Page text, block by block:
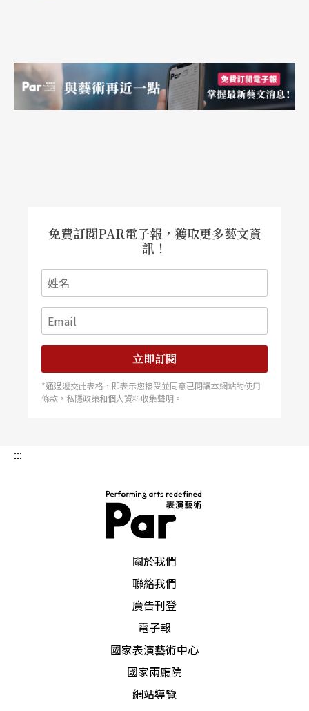
始自十七世紀移民計畫，從早期的法國清教徒遷居
與新時代土耳其家庭的移入，才漸漸大量增加城市
居民人數，成為有上百萬人的大都會。受到這般城
域；有趣的是這個方位稱呼，即使是劇院全球巡迴
沿用舞台兩側為夏綠蒂方與柏林方，顯然這稱呼與
習慣，已經象徵了所有工作同仁對劇院共同認知的
傳統，甚至也代表著一種團隊認同的暗號與精神。
以藝術與建築證明普魯士人的文明教養
證明普魯士血統的文明教養，菲德烈大帝積極發展
文化政權，像是找長笛家鄺之（J. J. Quantz，1697
-1773）和巴赫之子（C. P. E. Bach，1714-1788）等
宮廷樂師到波茲坦任職，或是興建柏林的皇家歌劇
院等，都一再要彰顯普魯士人在藝術與美學修養上
的內涵。古柏林舊城區內等大興土木，也基於同樣
的意識形態，或許借用現代的詞彙，能說明當時是
要試圖透過這個區域文化公共的建設理念，來打造
總體營造的「菲德列式文化論壇」（Forum Friedri
cianum），其中大部分的經典建築，幾乎均由兩位
免費訂閱PAR電子報，獲取更多藝文資
訊！
立即訂閱
*通過遞交此表格，即表示您接受並同意已閱讀本網站的使用
條款，私隱政策和個人資料收集聲明。
:::
關於我們
聯絡我們
廣告刊登
電子報
國家表演藝術中心
國家兩廳院
網站導覽